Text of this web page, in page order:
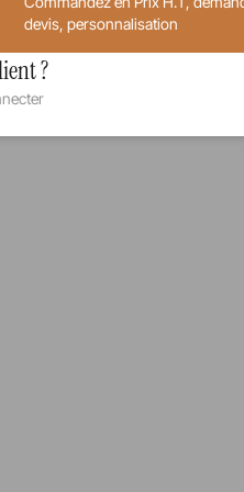
devis, personnalisation
?